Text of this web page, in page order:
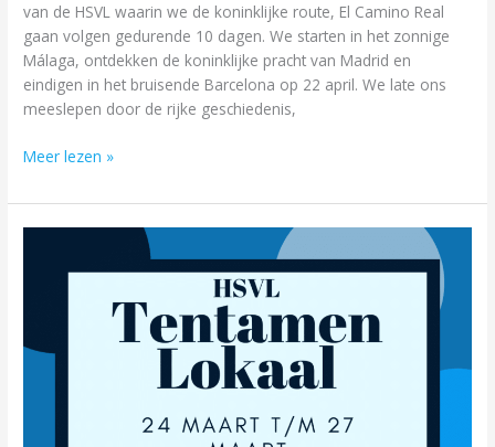
van de HSVL waarin we de koninklijke route, El Camino Real
gaan volgen gedurende 10 dagen. We starten in het zonnige
Málaga, ontdekken de koninklijke pracht van Madrid en
eindigen in het bruisende Barcelona op 22 april. We late ons
meeslepen door de rijke geschiedenis,
Meer lezen »